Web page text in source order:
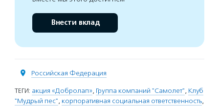
Внести вклад
Российская Федерация
ТЕГИ: акция «Добролап», Группа компаний "Самолет", Клуб
"Мудрый пес", корпоративная социальная ответственность,